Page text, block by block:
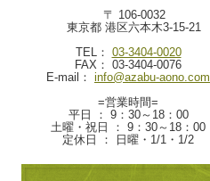
〒 106-0032
東京都 港区六本木3-15-21
TEL： 03-3404-0020
FAX： 03-3404-0076
E-mail： info@azabu-aono.com
=営業時間=
平日 ： 9：30～18：00
土曜・祝日 ： 9：30～18：00
定休日 ： 日曜・1/1・1/2